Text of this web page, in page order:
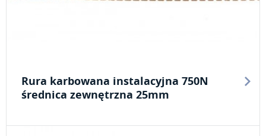
Rura karbowana instalacyjna 750N
średnica zewnętrzna 25mm